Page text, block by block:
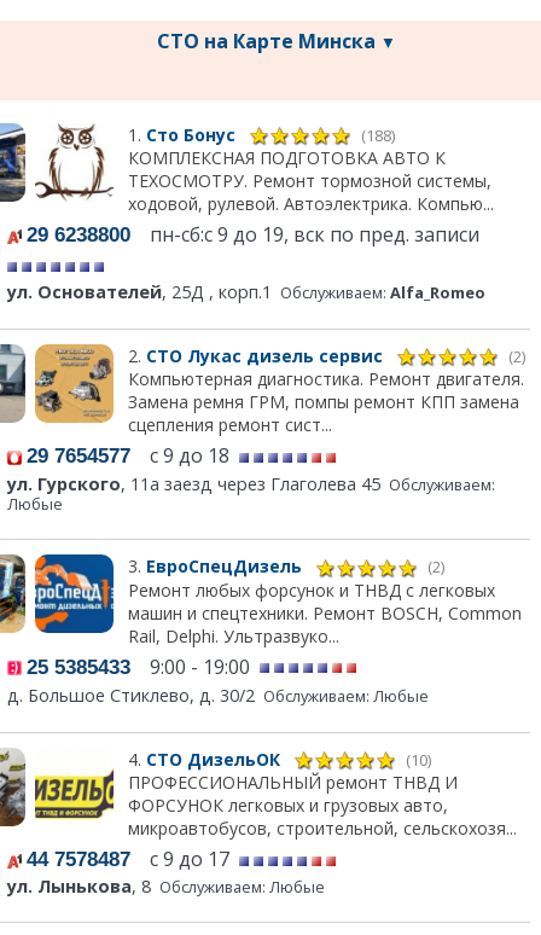
СТО на Карте Минска ▼
1. Сто Бонус (188)
КОМПЛЕКСНАЯ ПОДГОТОВКА АВТО К
ТЕХОСМОТРУ. Ремонт тормозной системы,
ходовой, рулевой. Автоэлектрика. Компью...
29 6238800 пн-сб:с 9 до 19, вск по пред. записи
ул. Основателей, 25Д , корп.1 Обслуживаем: Alfa_Romeo
2. СТО Лукас дизель сервис (2)
Компьютерная диагностика. Ремонт двигателя.
Замена ремня ГРМ, помпы ремонт КПП замена
сцепления ремонт сист...
29 7654577 с 9 до 18
ул. Гурского, 11а заезд через Глаголева 45 Обслуживаем:
Любые
3. ЕвроСпецДизель (2)
Ремонт любых форсунок и ТНВД с легковых
машин и спецтехники. Ремонт BOSCH, Common
Rail, Delphi. Ультразвуко...
25 5385433 9:00 - 19:00
д. Большое Стиклево, д. 30/2 Обслуживаем: Любые
4. СТО ДизельОК (10)
ПРОФЕССИОНАЛЬНЫЙ ремонт ТНВД И
ФОРСУНОК легковых и грузовых авто,
микроавтобусов, строительной, сельскохозя...
44 7578487 с 9 до 17
ул. Лынькова, 8 Обслуживаем: Любые